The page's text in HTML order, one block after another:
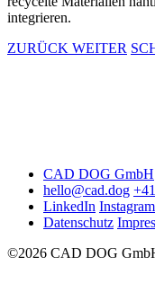
integrieren.
ZURÜCK WEITER
CAD DOG GmbH
hello@cad.dog
LinkedIn Instagram
Datenschutz
©2026 CAD DOG